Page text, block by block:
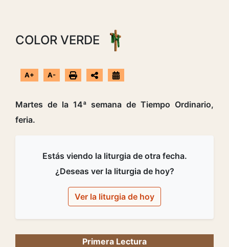
COLOR VERDE
A+ A-
Martes de la 14ª semana de Tiempo Ordinario,
feria.
Estás viendo la liturgia de otra fecha.
¿Deseas ver la liturgia de hoy?
Ver la liturgia de hoy
Primera Lectura